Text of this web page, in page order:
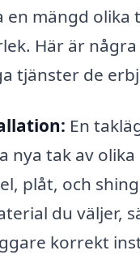
en mängd olika
Här är några
tjänster de
En
nya tak av
plåt, och
du väljer,
korrekt